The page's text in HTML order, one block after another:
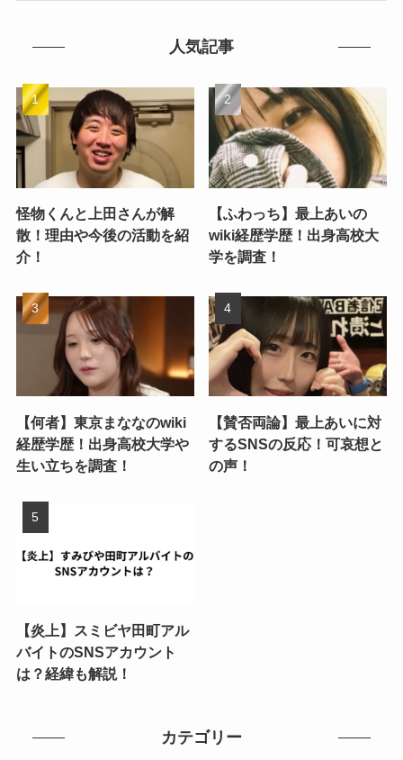
人気記事
怪物くんと上田さんが解
散！理由や今後の活動を紹
介！
【ふわっち】最上あいの
wiki経歴学歴！出身高校大
学を調査！
【何者】東京まななのwiki
経歴学歴！出身高校大学や
生い立ちを調査！
【賛否両論】最上あいに対
するSNSの反応！可哀想と
の声！
【炎上】スミビヤ田町アル
バイトのSNSアカウント
は？経緯も解説！
カテゴリー